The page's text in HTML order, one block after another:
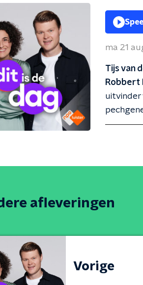
ma 21
Tijs van
Robbert
uitvinder
afleveringen
Vorige